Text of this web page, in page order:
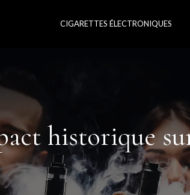
CIGARETTES ÉLECTRONIQUES
historique